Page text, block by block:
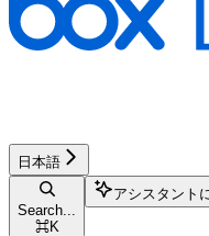
日本語
Search...
⌘K
アシスタント